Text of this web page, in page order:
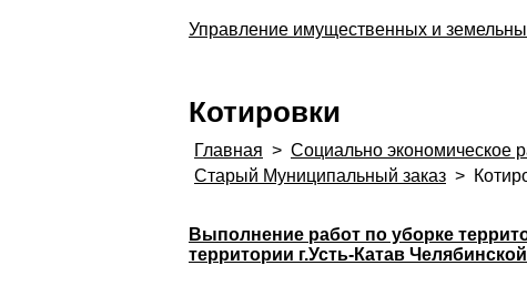
Управление имущественных и
Котировки
Главная > Социально экономическое
Старый Муниципальный заказ >
Выполнение работ по уборке
территории г.Усть-Катав